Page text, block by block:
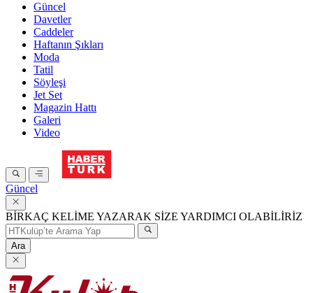
Güncel
Davetler
Caddeler
Haftanın Şıkları
Moda
Tatil
Söyleşi
Jet Set
Magazin Hattı
Galeri
Video
Güncel
BİRKAÇ KELİME YAZARAK SİZE YARDIMCI OLABİLİRİZ
Ara